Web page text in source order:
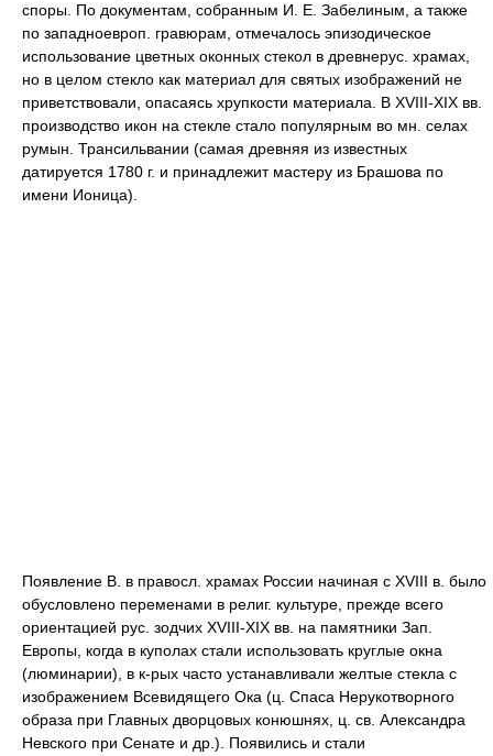
споры. По документам, собранным И. Е. Забелиным, а также
по западноевроп. гравюрам, отмечалось эпизодическое
использование цветных оконных стекол в древнерус. храмах,
но в целом стекло как материал для святых изображений не
приветствовали, опасаясь хрупкости материала. В XVIII-XIX вв.
производство икон на стекле стало популярным во мн. селах
румын. Трансильвании (самая древняя из известных
датируется 1780 г. и принадлежит мастеру из Брашова по
имени Ионица).
Появление В. в правосл. храмах России начиная с XVIII в. было
обусловлено переменами в религ. культуре, прежде всего
ориентацией рус. зодчих XVIII-XIX вв. на памятники Зап.
Европы, когда в куполах стали использовать круглые окна
(люминарии), в к-рых часто устанавливали желтые стекла с
изображением Всевидящего Ока (ц. Спаса Нерукотворного
образа при Главных дворцовых конюшнях, ц. св. Александра
Невского при Сенате и др.). Появились и стали